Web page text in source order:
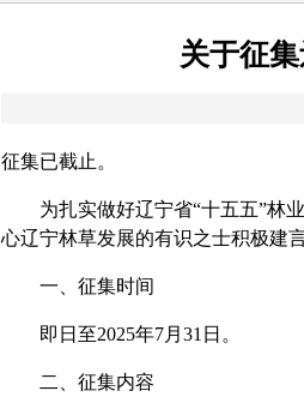
关于征
征集已截止。
为扎实做好辽宁省“十五五”林业
心辽宁林草发展的有识之士积极建
一、征集时间
即日至2025年7月31日。
二、征集内容